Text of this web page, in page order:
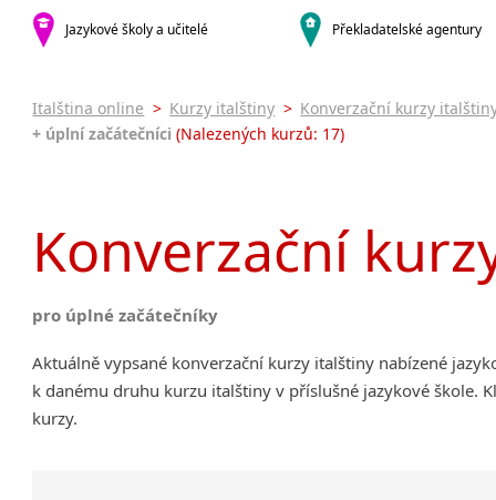
malá města podle abecedy
Jazykové školy a učitelé Překladatelské agentury
Italština online > Kurzy italštiny > Konverzační kurzy
+ úplní začátečníci (Nalezených kurzů: 17)
Konverzační
pro úplné začátečníky
Aktuálně vypsané konverzační kurzy italštiny nabízené
k danému druhu kurzu italštiny v příslušné jazykové škole.
kurzy.